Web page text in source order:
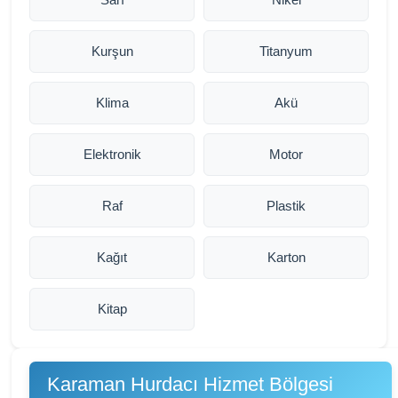
Kurşun Titanyum
Klima Akü
Elektronik Motor
Raf Plastik
Kağıt Karton
Kitap
Karaman Hurdacı Hizmet Bölgesi